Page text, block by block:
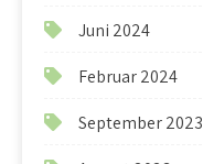
Juni 2024
Februar 2024
September 2023